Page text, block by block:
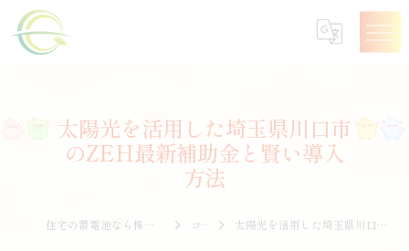
太陽光を活用した埼玉県川口市
のZEH最新補助金と賢い導入
方法
住宅の蓄電池なら株式会社エナジークオリティー コラム 太陽光を活用した埼玉県川口市のZEH最新補助金と賢い導入方法